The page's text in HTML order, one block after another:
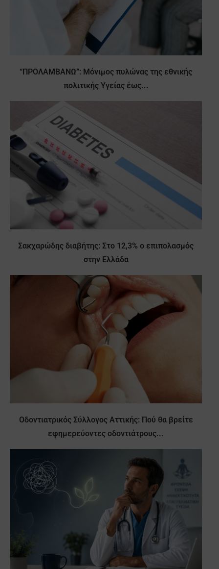
“ΠΡΟΛΑΜΒΑΝΩ”: Μόνιμος πυλώνας της εθνικής
πολιτικής Υγείας έως...
Σακχαρώδης διαβήτης: Στο 12,3% ο επιπολασμός
στην Ελλάδα
Οδοντιατρικός Σύλλογος Αττικής: Πού θα βρείτε
εφημερεύοντες οδοντιάτρους...